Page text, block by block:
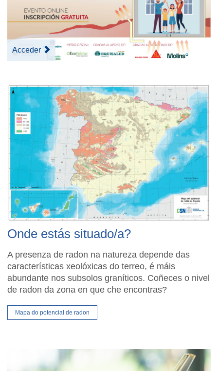
Acceder
Onde estás situado/a?
A presenza de radon na natureza depende das
características xeolóxicas do terreo, é máis
abundante nos subsolos graníticos. Coñeces o nivel
de radon da zona en que che encontras?
Mapa do potencial de radon